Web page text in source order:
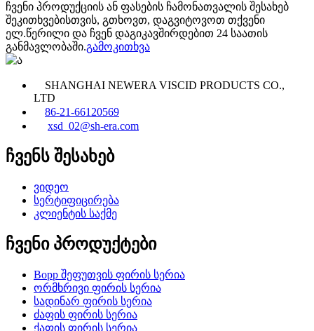
ჩვენი პროდუქციის ან ფასების ჩამონათვალის შესახებ
შეკითხვებისთვის, გთხოვთ, დაგვიტოვოთ თქვენი
ელ.წერილი და ჩვენ დაგიკავშირდებით 24 საათის
განმავლობაში.გამოკითხვა
SHANGHAI NEWERA VISCID PRODUCTS CO.,
LTD
86-21-66120569
xsd_02@sh-era.com
ჩვენს შესახებ
ვიდეო
სერტიფიცირება
კლიენტის საქმე
ჩვენი პროდუქტები
Bopp შეფუთვის ფირის სერია
ორმხრივი ფირის სერია
სადინარ ფირის სერია
ძაფის ფირის სერია
ქაფის ფირის სერია